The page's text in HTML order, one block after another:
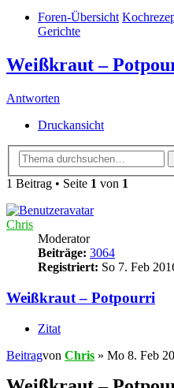
Foren-Übersicht
Gerichte
Weißkraut –
Antworten
Druckansicht
1 Beitrag • Seite 1 von 1
Chris
Moderator
Beiträge: 3064
Registriert: So 7. Feb
Weißkraut – Potpourri
Zitat
Beitragvon Chris » Mo 8. Feb